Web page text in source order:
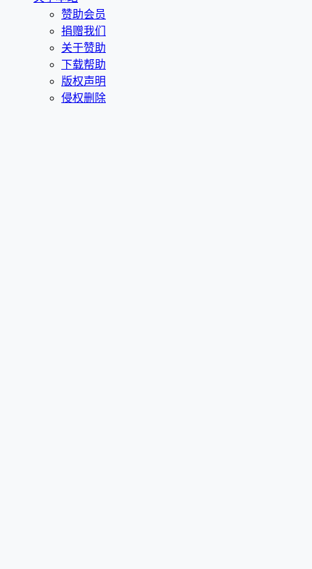
赞助会员
捐赠我们
关于赞助
下载帮助
版权声明
侵权删除